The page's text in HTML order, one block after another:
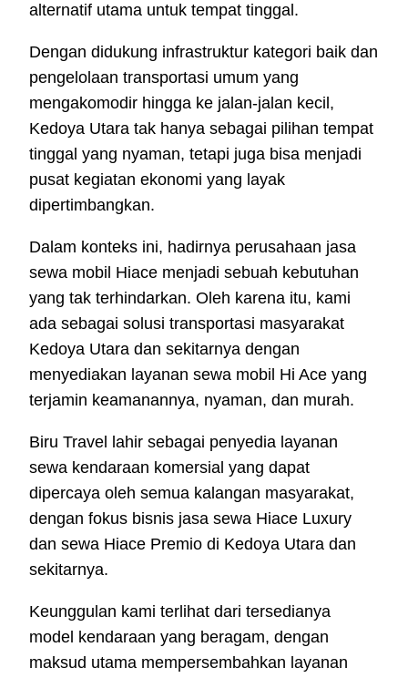
alternatif utama untuk tempat tinggal.
Dengan didukung infrastruktur kategori baik dan
pengelolaan transportasi umum yang
mengakomodir hingga ke jalan-jalan kecil,
Kedoya Utara tak hanya sebagai pilihan tempat
tinggal yang nyaman, tetapi juga bisa menjadi
pusat kegiatan ekonomi yang layak
dipertimbangkan.
Dalam konteks ini, hadirnya perusahaan jasa
sewa mobil Hiace menjadi sebuah kebutuhan
yang tak terhindarkan. Oleh karena itu, kami
ada sebagai solusi transportasi masyarakat
Kedoya Utara dan sekitarnya dengan
menyediakan layanan sewa mobil Hi Ace yang
terjamin keamanannya, nyaman, dan murah.
Biru Travel lahir sebagai penyedia layanan
sewa kendaraan komersial yang dapat
dipercaya oleh semua kalangan masyarakat,
dengan fokus bisnis jasa sewa Hiace Luxury
dan sewa Hiace Premio di Kedoya Utara dan
sekitarnya.
Keunggulan kami terlihat dari tersedianya
model kendaraan yang beragam, dengan
maksud utama mempersembahkan layanan